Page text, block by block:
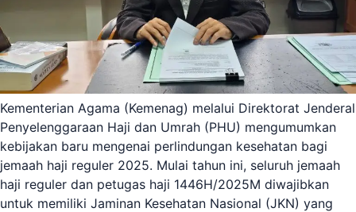
Kementerian Agama (Kemenag) melalui Direktorat Jenderal
Penyelenggaraan Haji dan Umrah (PHU) mengumumkan
kebijakan baru mengenai perlindungan kesehatan bagi
jemaah haji reguler 2025. Mulai tahun ini, seluruh jemaah
haji reguler dan petugas haji 1446H/2025M diwajibkan
untuk memiliki Jaminan Kesehatan Nasional (JKN) yang